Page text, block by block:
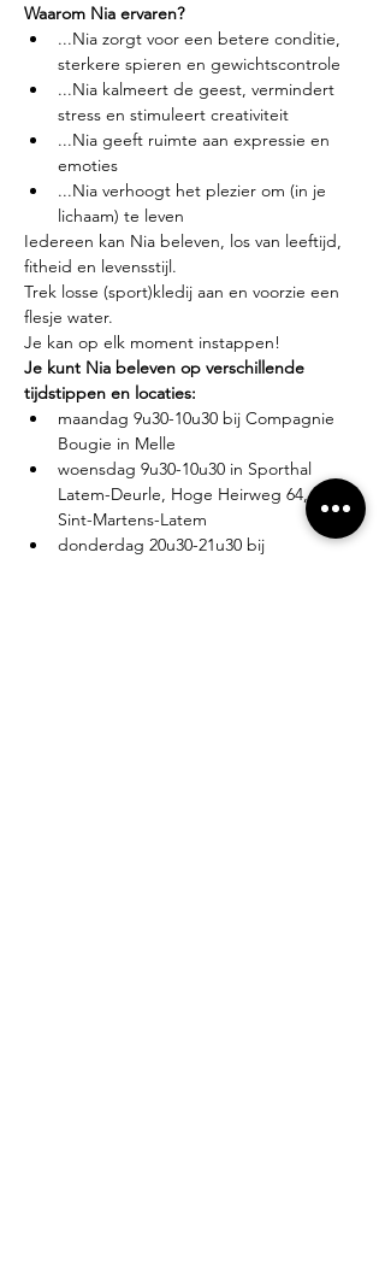
Waarom Nia ervaren?
...Nia zorgt voor een betere conditie,
sterkere spieren en gewichtscontrole
...Nia kalmeert de geest, vermindert
stress en stimuleert creativiteit
...Nia geeft ruimte aan expressie en
emoties
...Nia verhoogt het plezier om (in je
lichaam) te leven
Iedereen kan Nia beleven, los van leeftijd,
fitheid en levensstijl.
Trek losse (sport)kledij aan en voorzie een
flesje water.
Je kan op elk moment instappen!
Je kunt Nia beleven op verschillende
tijdstippen en locaties:
maandag 9u30-10u30 bij Compagnie
Bougie in Melle
woensdag 9u30-10u30 in Sporthal
Latem-Deurle, Hoge Heirweg 64, 9830
Sint-Martens-Latem
donderdag 20u30-21u30 bij